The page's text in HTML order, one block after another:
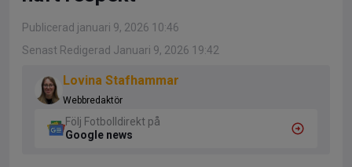
Publicerad januari 9, 2026 10:46
Senast Redigerad Januari 9, 2026 19:42
Lovina Stafhammar
Webbredaktör
Följ Fotbolldirekt på
Google news